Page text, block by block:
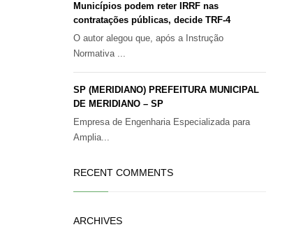
Municípios podem reter IRRF nas
contratações públicas, decide TRF-4
O autor alegou que, após a Instrução
Normativa ...
SP (MERIDIANO) PREFEITURA MUNICIPAL
DE MERIDIANO – SP
Empresa de Engenharia Especializada para
Amplia...
RECENT COMMENTS
ARCHIVES